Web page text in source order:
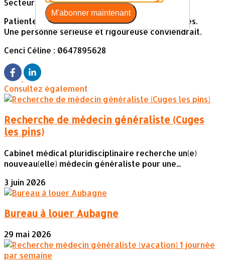
Secteur Aubagne
Patiente sympathique, soins variés et techniques.
Une personne sérieuse et rigoureuse conviendrait.
Cenci Céline : 0647895628
Consultez également
Recherche de médecin généraliste (Cuges
les pins)
Cabinet médical pluridisciplinaire recherche un(e)
nouveau(elle) médecin généraliste pour une...
3 juin 2026
Bureau à louer Aubagne
29 mai 2026
M'abonner maintenant